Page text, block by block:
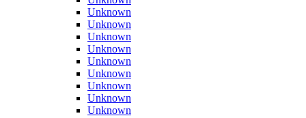
Unknown
Unknown
Unknown
Unknown
Unknown
Unknown
Unknown
Unknown
Unknown